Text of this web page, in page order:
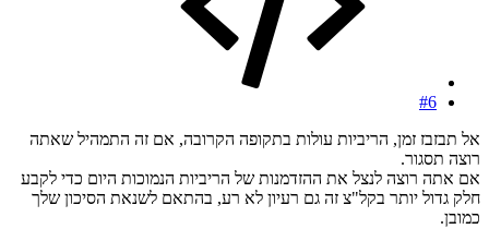
#6
אל תבזבז זמן, הריביות עולות בתקופה הקרובה, אם זה התמהיל שאתה
רוצה תסגור.
אם אתה רוצה לנצל את ההזדמנות של הריביות הנמוכות היום כדי לקבע
חלק גדול יותר בקל"צ זה גם רעיון לא רע, בהתאם לשנאת הסיכון שלך
כמובן.